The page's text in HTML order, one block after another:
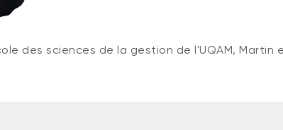
des sciences de la gestion de l'UQAM,